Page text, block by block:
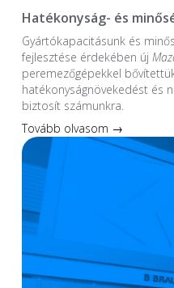
Hatékonyság- és
Gyártókapacitásunk és
fejlesztése érdekében új
peremezőgépekkel
hatékonyságnövekedést és
biztosít számunkra.
Tovább olvasom →